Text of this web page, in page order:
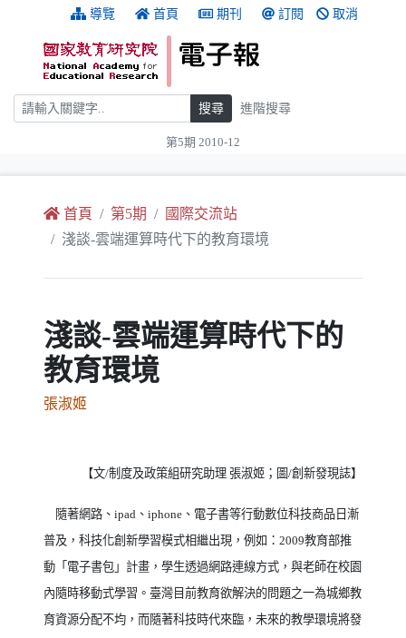
跳到主要內容 導覽 首頁 期刊 訂閱 取消
搜尋 搜尋 進階搜尋
第5期 2010-12
首頁 第5期
國際交流站
淺談-雲端運算時代下的教育環境
淺談-雲端運算時代下的
教育環境
張淑姬
【文/制度及政策組研究助理 張淑姬； 圖/創新發現誌】
隨著網路、ipad 、iphone 、電子書等行動數位科技商品日漸
普及，科技化創新學習模式相繼出現，例如： 2009教育部推
動「電子書包」計畫，學生透過網路連線方式，與老師在校園
內隨時移動式學習。臺灣目前教育欲解決的問題之一為城鄉教
育資源分配不均，而隨著科技時代來臨，未來的教學環境將發